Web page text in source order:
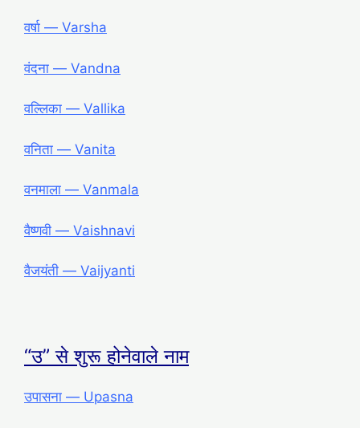
वर्षा ― Varsha
वंदना ― Vandna
वल्लिका ― Vallika
वनिता ― Vanita
वनमाला ― Vanmala
वैष्णवी ― Vaishnavi
वैजयंती ― Vaijyanti
“उ” से शुरू होनेवाले नाम
उपासना ― Upasna